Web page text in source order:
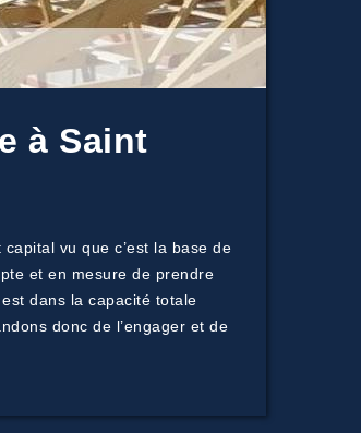
à Saint
vu que c’est la base de
et en mesure de prendre
dans la capacité totale
donc de l’engager et de